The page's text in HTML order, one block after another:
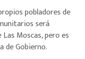
pobladores de
será
Moscas, pero es
de Gobierno.